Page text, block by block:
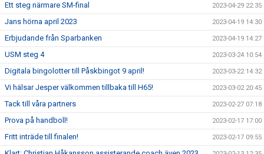
Ett steg närmare SM-final 2023-04-29 22:35
Jans hörna april 2023 2023-04-19 14:30
Erbjudande från Sparbanken 2023-04-19 14:27
USM steg 4 2023-03-24 10:54
Digitala bingolotter till Påskbingot 9 april! 2023-03-22 14:32
Vi hälsar Jesper välkommen tillbaka till H65! 2023-03-02 20:45
Tack till våra partners 2023-02-27 07:18
Prova på handboll! 2023-02-17 17:00
Fritt inträde till finalen! 2023-02-17 09:55